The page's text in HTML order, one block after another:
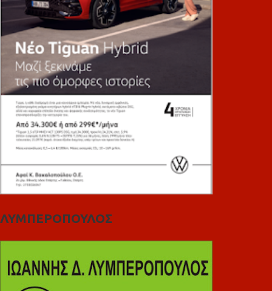
ΛΥΜΠΕΡΟΠΟΥΛΟΣ